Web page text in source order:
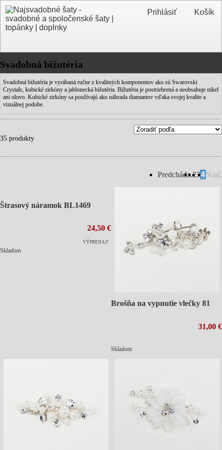
Košík
Prihlásiť
Svadobná bižutéria
Svadobná bižutéria je vyrábaná ručne z kvalitných komponentov ako sú Swarovski
Crystals, kubické zirkóny a jablonecká bižutéria. Bižutéria je postriebrená a neobsahuje nikel
ani olovo. Kubické zirkóny sa používajú ako náhrada diamantov vďaka svojej kvalite a
vizuálnej podobe.
35 produkty
Predchádz.234Nasl.
Štrasový náramok BL1469
24,50 €
VÝPREDAJ!
Skladom
Brošňa na vypnutie vlečky 81
31,00 €
Skladom